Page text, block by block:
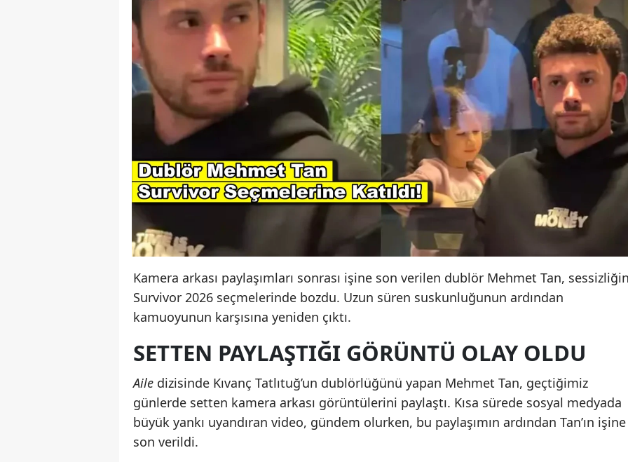
Kamera arkası paylaşımları sonrası işine son verilen dublör Mehmet Tan,
Survivor 2026 seçmelerinde bozdu. Uzun süren suskunluğunun ardından
kamuoyunun karşısına yeniden çıktı.
SETTEN PAYLAŞTIĞI GÖRÜNTÜ OLAY OLDU
Aile dizisinde Kıvanç Tatlıtuğ’un dublörlüğünü yapan Mehmet Tan, geçtiğimiz
günlerde setten kamera arkası görüntülerini paylaştı. Kısa sürede sosyal medyada
büyük yankı uyandıran video, gündem olurken, bu paylaşımın ardından Tan’ın işine
son verildi.